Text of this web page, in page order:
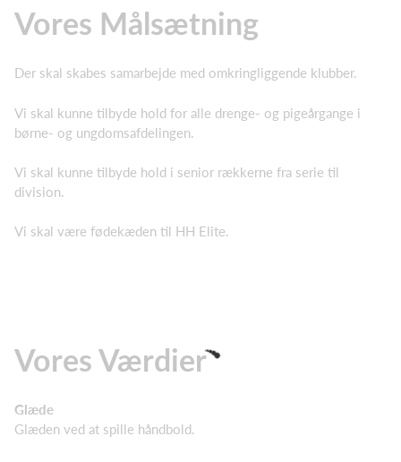
Vores Målsætning
Der skal skabes samarbejde med omkringliggende klubber.
Vi skal kunne tilbyde hold for alle drenge- og pigeårgange i
børne- og ungdomsafdelingen.
Vi skal kunne tilbyde hold i senior rækkerne fra serie til
division.
Vi skal være fødekæden til HH Elite.
Vores Værdier
Glæde
Glæden ved at spille håndbold.